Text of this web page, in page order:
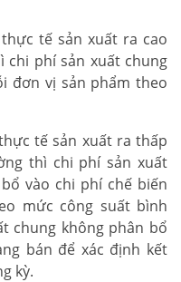
tế sản xuất ra cao
phí sản xuất chung
đơn vị sản phẩm theo
tế sản xuất ra thấp
thì chi phí sản xuất
vào chi phí chế biến
mức công suất bình
chung không phân bổ
bán để xác định kết
kỳ.